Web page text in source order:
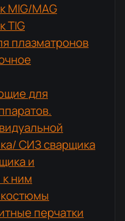
MIG/MAG
TIG
плазматронов
для
СИЗ сварщика
и
к ним
перчатки